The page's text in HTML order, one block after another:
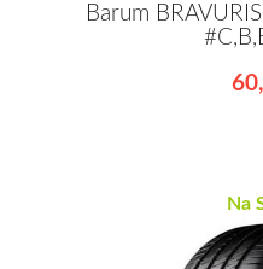
Barum
Na